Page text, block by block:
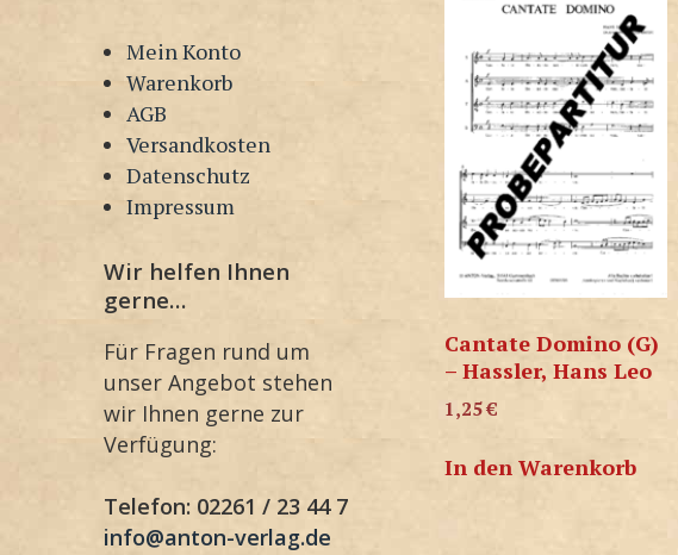
Mein Konto
Warenkorb
AGB
Versandkosten
Datenschutz
Impressum
Wir helfen Ihnen
gerne…
Für Fragen rund um
unser Angebot stehen
wir Ihnen gerne zur
Verfügung:
Telefon: 02261 / 23 44 7
info@anton-verlag.de
Cantate Domino (G)
– Hassler, Hans Leo
1,25€
In den Warenkorb